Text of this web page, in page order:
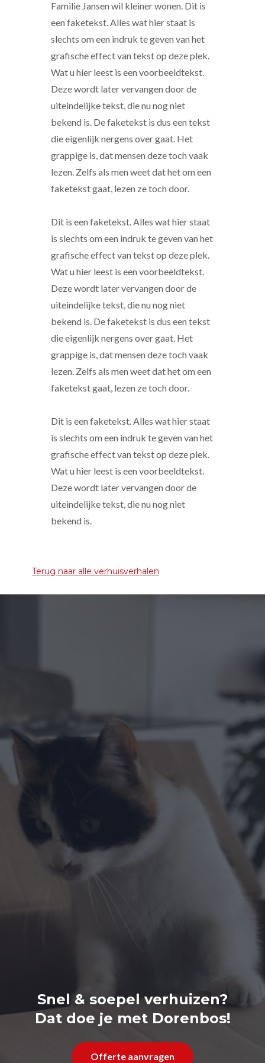
Familie Jansen wil kleiner wonen. Dit is
een faketekst. Alles wat hier staat is
slechts om een indruk te geven van het
grafische effect van tekst op deze plek.
Wat u hier leest is een voorbeeldtekst.
Deze wordt later vervangen door de
uiteindelijke tekst, die nu nog niet
bekend is. De faketekst is dus een tekst
die eigenlijk nergens over gaat. Het
grappige is, dat mensen deze toch vaak
lezen. Zelfs als men weet dat het om een
faketekst gaat, lezen ze toch door.
Dit is een faketekst. Alles wat hier staat
is slechts om een indruk te geven van het
grafische effect van tekst op deze plek.
Wat u hier leest is een voorbeeldtekst.
Deze wordt later vervangen door de
uiteindelijke tekst, die nu nog niet
bekend is. De faketekst is dus een tekst
die eigenlijk nergens over gaat. Het
grappige is, dat mensen deze toch vaak
lezen. Zelfs als men weet dat het om een
faketekst gaat, lezen ze toch door.
Dit is een faketekst. Alles wat hier staat
is slechts om een indruk te geven van het
grafische effect van tekst op deze plek.
Wat u hier leest is een voorbeeldtekst.
Deze wordt later vervangen door de
uiteindelijke tekst, die nu nog niet
bekend is.
Terug naar alle verhuisverhalen
Snel & soepel verhuizen?
Dat doe je met Dorenbos!
Offerte aanvragen